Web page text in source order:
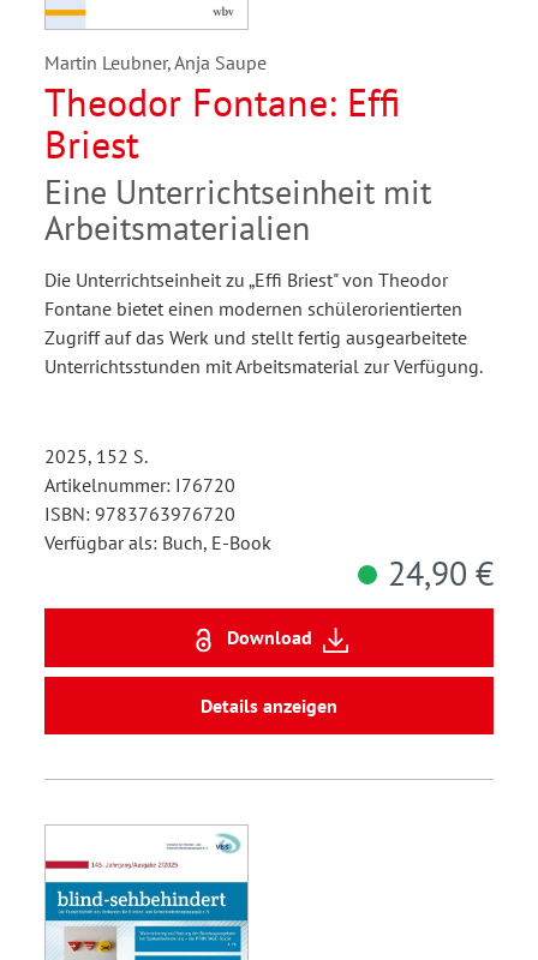
Martin Leubner, Anja Saupe
Theodor Fontane: Effi
Briest
Eine Unterrichtseinheit mit
Arbeitsmaterialien
Die Unterrichtseinheit zu „Effi Briest" von Theodor
Fontane bietet einen modernen schülerorientierten
Zugriff auf das Werk und stellt fertig ausgearbeitete
Unterrichtsstunden mit Arbeitsmaterial zur Verfügung.
2025, 152 S.
Artikelnummer: I76720
ISBN: 9783763976720
Verfügbar als: Buch, E-Book
24,90 €
Download
Details anzeigen